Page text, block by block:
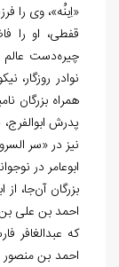
«اِبنُه»، وی را
قفطی، او را
چیرهدست عالم
نوادر
همراه بزرگان
پدرش
نیز در «سر
ابوعامر در
بزرگان آنجا،
احمد بن علی بن
که عبدالغافر